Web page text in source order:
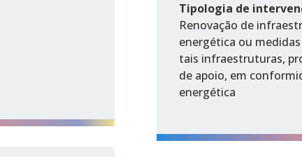
Tipologia de
Renovação de
energética ou
tais infraestruturas,
de apoio, em
energética